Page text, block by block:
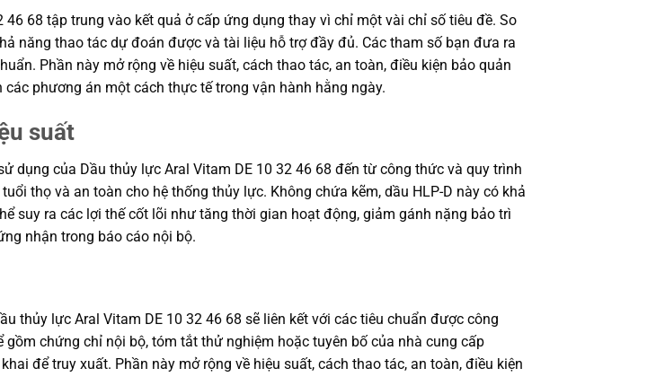
68 tập trung vào kết quả ở cấp ứng dụng thay vì chỉ một vài chỉ số tiêu đề. So
năng thao tác dự đoán được và tài liệu hỗ trợ đầy đủ. Các tham số bạn đưa ra
Phần này mở rộng về hiệu suất, cách thao tác, an toàn, điều kiện bảo quản
phương án một cách thực tế trong vận hành hằng ngày.
suất
dụng của Dầu thủy lực Aral Vitam DE 10 32 46 68 đến từ công thức và quy trình
thọ và an toàn cho hệ thống thủy lực. Không chứa kẽm, dầu HLP-D này có khả
suy ra các lợi thế cốt lõi như tăng thời gian hoạt động, giảm gánh nặng bảo trì
nhận trong báo cáo nội bộ.
thủy lực Aral Vitam DE 10 32 46 68 sẽ liên kết với các tiêu chuẩn được công
chứng chỉ nội bộ, tóm tắt thử nghiệm hoặc tuyên bố của nhà cung cấp
để truy xuất. Phần này mở rộng về hiệu suất, cách thao tác, an toàn, điều kiện